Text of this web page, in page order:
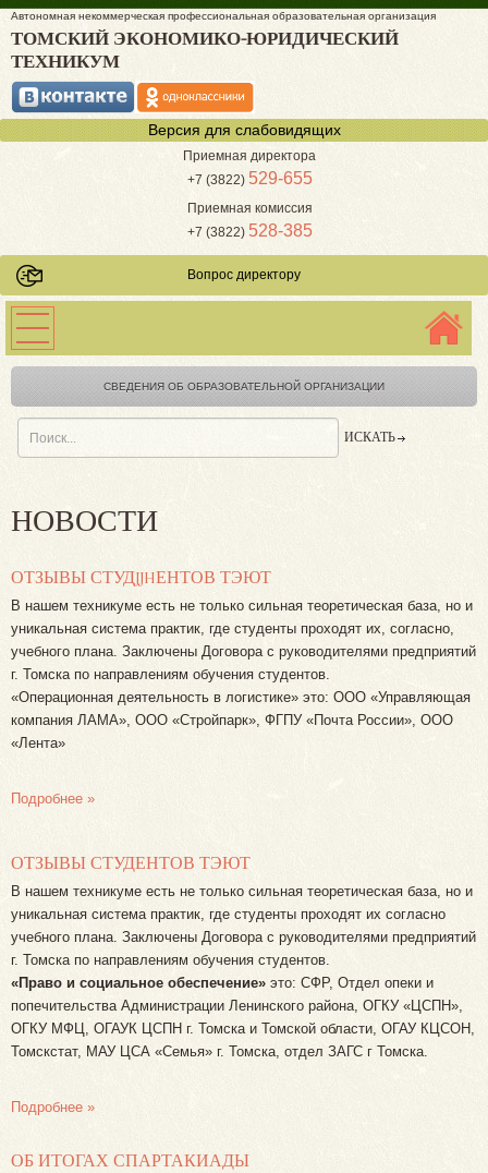
Автономная некоммерческая профессиональная образовательная организация
ТОМСКИЙ ЭКОНОМИКО-ЮРИДИЧЕСКИЙ
ТЕХНИКУМ
Версия для слабовидящих
Приемная директора
+7 (3822) 529-655
Приемная комиссия
+7 (3822) 528-385
Вопрос директору
СВЕДЕНИЯ ОБ ОБРАЗОВАТЕЛЬНОЙ ОРГАНИЗАЦИИ
НОВОСТИ
ОТЗЫВЫ СТУДJJHЕНТОВ ТЭЮТ
В нашем техникуме есть не только сильная теоретическая база, но и
уникальная система практик, где студенты проходят их, согласно,
учебного плана. Заключены Договора с руководителями предприятий
г. Томска по направлениям обучения студентов.
«Операционная деятельность в логистике» это: ООО «Управляющая
компания ЛАМА», ООО «Стройпарк», ФГПУ «Почта России», ООО
«Лента»
Подробнее »
ОТЗЫВЫ СТУДЕНТОВ ТЭЮТ
В нашем техникуме есть не только сильная теоретическая база, но и
уникальная система практик, где студенты проходят их согласно
учебного плана. Заключены Договора с руководителями предприятий
г. Томска по направлениям обучения студентов.
«Право и социальное обеспечение» это: СФР, Отдел опеки и
попечительства Администрации Ленинского района, ОГКУ «ЦСПН»,
ОГКУ МФЦ, ОГАУК ЦСПН г. Томска и Томской области, ОГАУ КЦСОН,
Томскстат, МАУ ЦСА «Семья» г. Томска, отдел ЗАГС г Томска.
Подробнее »
ОБ ИТОГАХ СПАРТАКИАДЫ